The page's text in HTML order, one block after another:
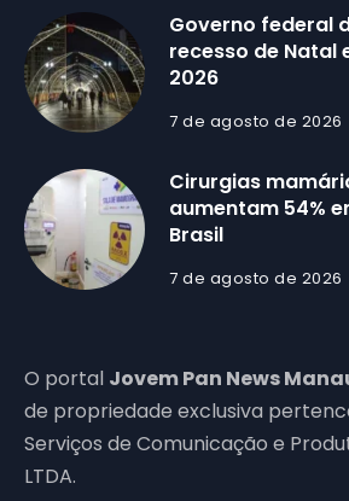
Governo federal
recesso de Natal
2026
7 de agosto de 2026
Cirurgias
aumentam 54%
Brasil
7 de agosto de 2026
O portal Jovem Pan News
de propriedade exclusiva
Serviços de Comunicação e
LTDA.